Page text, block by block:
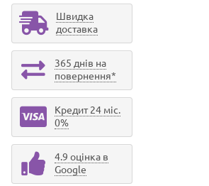
Швидка
доставка
365 днів на
повернення*
Кредит 24 міс.
0%
4.9 оцінка в
Google